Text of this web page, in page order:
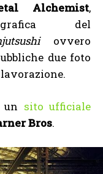
Alchemist,
del
ovvero
due foto
un sito ufficiale
Bros.